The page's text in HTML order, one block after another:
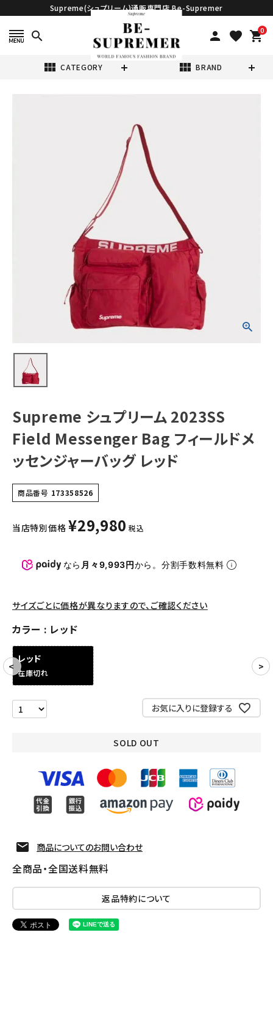
Supreme(シュプリーム)通販専門店 Be-Supremer
search person favorite 0
shopping_cart
view_module CATEGORY view_module BRAND
Tシャツ・ロングスリーブ
パーカー・トレーナー
キャップ・ハット
ニット帽・ビーニー
その他バッグ類
スニーカー・ブーツ
COLLABORATION BRAND
SEASON
CONTENTS
ACCOUNT MENU
ようこそ ゲスト 様
person 会員登録
Follow us
Supreme シュプリーム 2023SS
Field Messenger Bag フィールドメ
ッセンジャーバッグ レッド
商品番号 173358526
当店特別価格 ¥29,980 税込
なら 月々9,993円から。分割手数料無料
サイズごとに価格が異なりますので、ご確認ください
カラー レッド
レッド
在庫切れ
お気に入りに登録する
SOLD OUT
商品についてのお問い合わせ
全商品・全国送料無料
返品特約について